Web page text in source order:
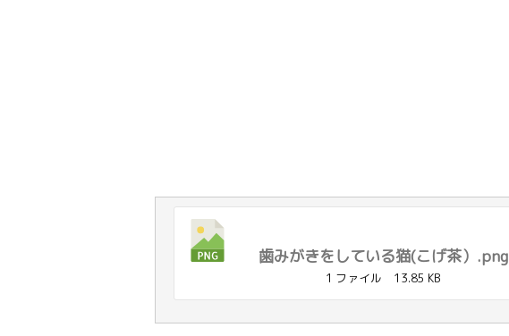
歯みがきをしている猫(こげ茶）.png
1 ファイル 13.85 KB